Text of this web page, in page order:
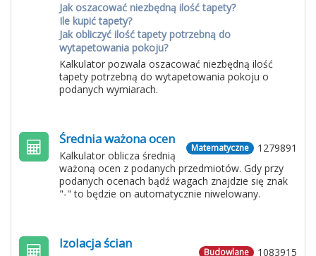
Jak oszacować niezbędną ilość tapety?
Ile kupić tapety?
Jak obliczyć ilość tapety potrzebną do
wytapetowania pokoju?
Kalkulator pozwala oszacować niezbędną ilość
tapety potrzebną do wytapetowania pokoju o
podanych wymiarach.
1279891
Matematyczne
Średnia ważona ocen
Kalkulator oblicza średnią
ważoną ocen z podanych przedmiotów. Gdy przy
podanych ocenach bądź wagach znajdzie się znak
"-" to będzie on automatycznie niwelowany.
1083915
Budowlane
Izolacja ścian